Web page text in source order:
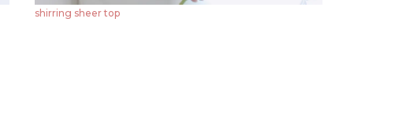
shirring sheer top